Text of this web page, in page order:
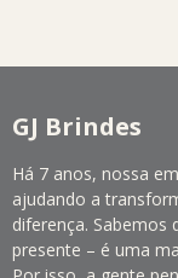
GJ Brindes
Há 7 anos, nossa
ajudando a
diferença. Sabemos
presente – é uma